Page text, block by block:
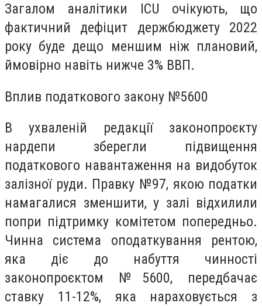
Загалом аналітики ICU очікують, що
фактичний дефіцит держбюджету 2022
року буде дещо меншим ніж плановий,
ймовірно навіть нижче 3% ВВП.
Вплив податкового закону №5600
В ухваленій редакції законопроєкту
нардепи зберегли підвищення
податкового навантаження на видобуток
залізної руди. Правку №97, якою податки
намагалися зменшити, у залі відхилили
попри підтримку комітетом попередньо.
Чинна система оподаткування рентою,
яка діє до набуття чинності
законопроєктом №5600, передбачає
ставку 11-12%, яка нараховується з